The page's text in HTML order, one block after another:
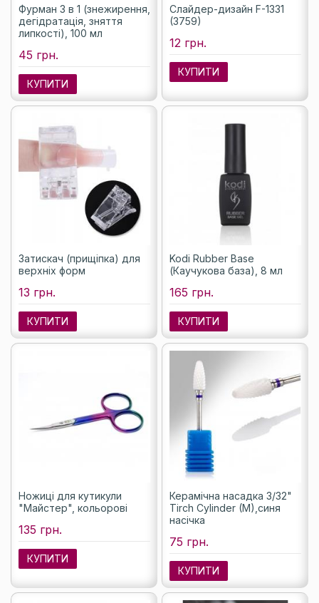
Фурман 3 в 1 (знежирення,
дегідратація, зняття
липкості), 100 мл
45 грн.
КУПИТИ
Слайдер-дизайн F-1331
(3759)
12 грн.
КУПИТИ
Затискач (прищіпка) для
верхніх форм
13 грн.
КУПИТИ
Kodi Rubber Base
(Каучукова база), 8 мл
165 грн.
КУПИТИ
Ножиці для кутикули
"Майстер", кольорові
135 грн.
КУПИТИ
Керамічна насадка 3/32"
Tirch Cylinder (M),синя
насічка
75 грн.
КУПИТИ